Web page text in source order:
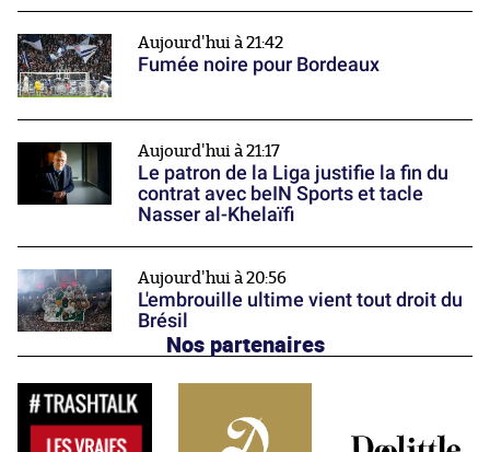
Aujourd'hui à 21:42
Fumée noire pour Bordeaux
Aujourd'hui à 21:17
Le patron de la Liga justifie la fin du
contrat avec beIN Sports et tacle
Nasser al-Khelaïfi
Aujourd'hui à 20:56
L'embrouille ultime vient tout droit du
Brésil
Nos partenaires